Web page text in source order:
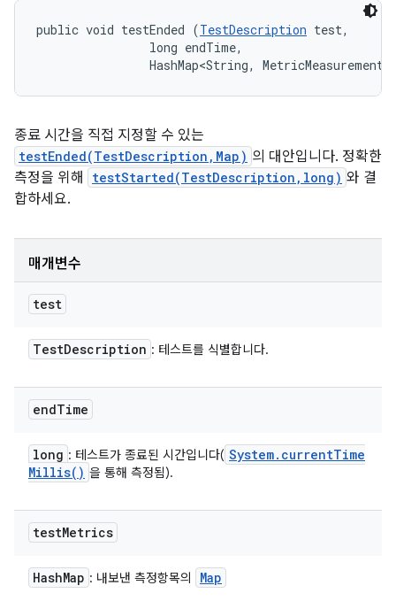
public void testEnded (TestDescription test,
                long endTime,
HashMap<String,
종료 시간을 직접 지정할 수 있는
testEnded(TestDescription,Map) 의 대안입니다. 정확한
측정을 위해
testStarted(TestDescription,long) 와 결
합하세요.
매개변수
test
TestDescription : 테스트를 식별합니다.
endTime
long : 테스트가 종료된 시간입니다( System. currentTime
Millis( ) 을 통해 측정됨).
testMetrics
HashMap : 내보낸 측정항목의 Map